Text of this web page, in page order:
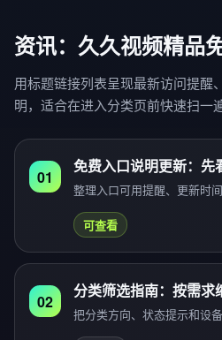
资讯：久久视频精品
用标题链接列表呈现最新访问提醒
明，适合在进入分类页前快速扫一
01
免费入口说明更新：先
整理入口可用提醒、更新时
可查看
02
分类筛选指南：按需求
把分类方向、状态提示和设